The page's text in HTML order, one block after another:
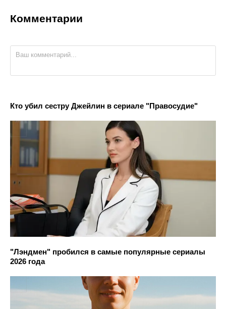
Комментарии
Кто убил сестру Джейлин в сериале "Правосудие"
"Лэндмен" пробился в самые популярные сериалы
2026 года